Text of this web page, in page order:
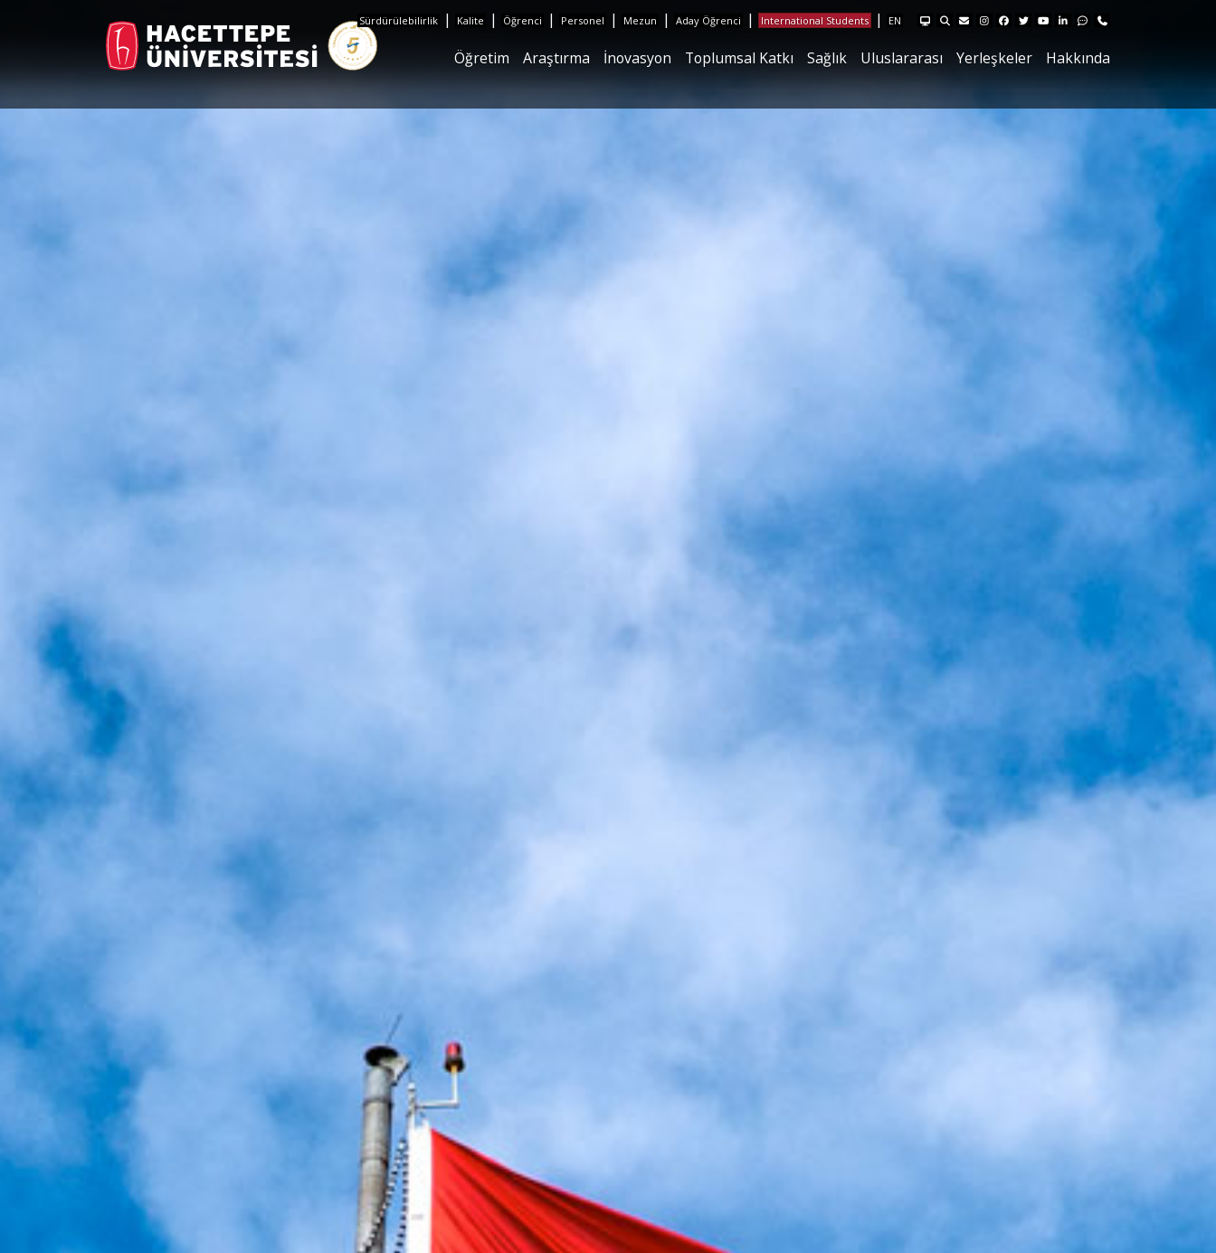
HUYSIS Hacettepe Yönetim Sistemlerini ziyaret edin
Site içi arama sayfasını ziyaret ediniz
Hacettepe Bilgi İşlem E-posta sayfasını ziyaret
Instagram sayfamızı ziyaret edin
Facebook sayfamızı ziyaret edin
X sayfamızı ziyaret edin
Youtube sayfamızı ziyaret edin
Linkedin sayfamızı ziyaret
Geri Bildirim sayfamızı
Sürdürülebilirlik | Kalite | Öğrenci | Personel | Mezun | Aday Öğrenci | International Students | EN
Öğretim Araştırma İnovasyon Toplumsal Katkı Sağlık Uluslararası Yerleşkeler Hakkında